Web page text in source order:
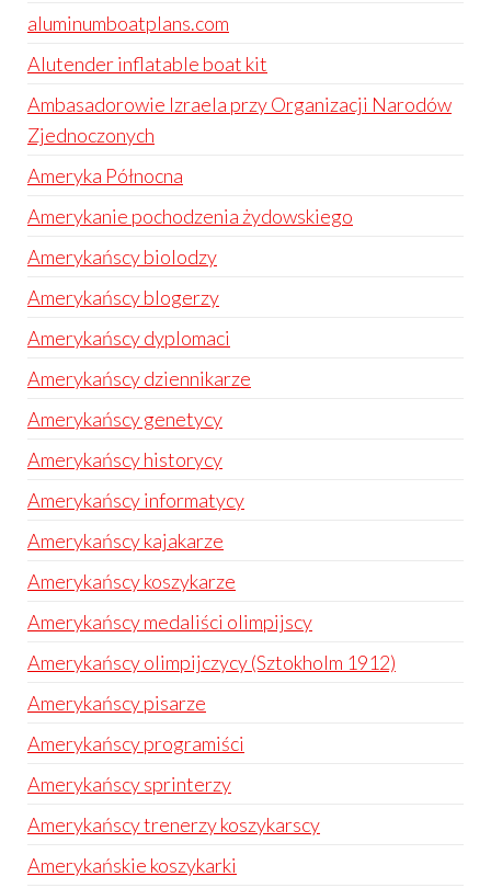
aluminumboatplans.com
Alutender inflatable boat kit
Ambasadorowie Izraela przy Organizacji Narodów
Zjednoczonych
Ameryka Północna
Amerykanie pochodzenia żydowskiego
Amerykańscy biolodzy
Amerykańscy blogerzy
Amerykańscy dyplomaci
Amerykańscy dziennikarze
Amerykańscy genetycy
Amerykańscy historycy
Amerykańscy informatycy
Amerykańscy kajakarze
Amerykańscy koszykarze
Amerykańscy medaliści olimpijscy
Amerykańscy olimpijczycy (Sztokholm 1912)
Amerykańscy pisarze
Amerykańscy programiści
Amerykańscy sprinterzy
Amerykańscy trenerzy koszykarscy
Amerykańskie koszykarki